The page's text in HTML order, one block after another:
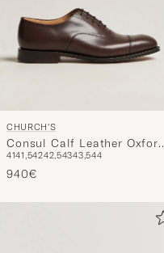
CHURCH'S
Consul Calf Leather Oxford
Ebony
4141,54242,54343,544
940€